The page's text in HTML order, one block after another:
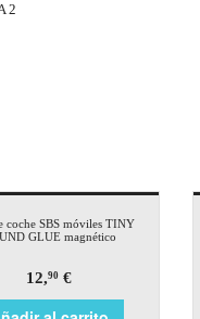
2
coche SBS móviles TINY
GLUE magnético
12,90 €